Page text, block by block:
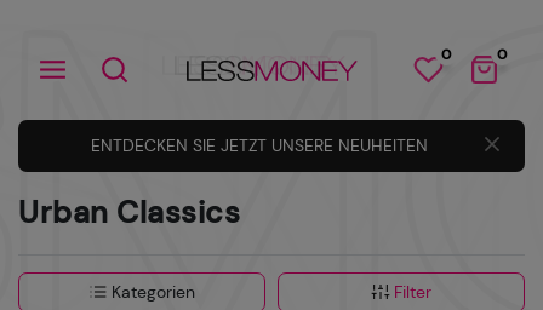
0 0
ENTDECKEN SIE JETZT UNSERE NEUHEITEN
Urban Classics
Kategorien Filter